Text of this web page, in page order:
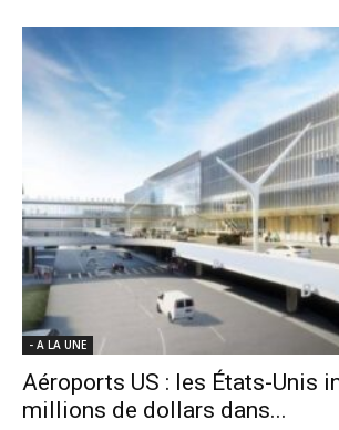
- A LA UNE
Aéroports US : les États-Unis
millions de dollars dans...